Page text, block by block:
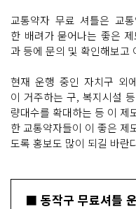
교통약자 무료 셔틀은 교
한 배려가 묻어나는 좋은
과 등에 문의 및 확인해보고
현재 운행 중인 자치구 외
이 거주하는 구, 복지시설
량대수를 확대하는 등 이 제
한 교통약자들이 이 좋은 제
도록 홍보도 많이 되길 바란
■ 동작구 무료셔틀